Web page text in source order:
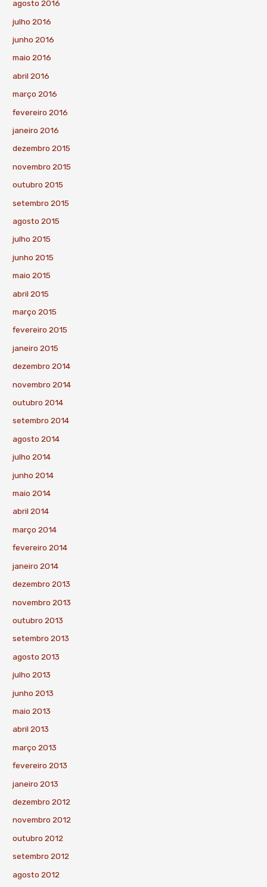
agosto 2016
julho 2016
junho 2016
maio 2016
abril 2016
março 2016
fevereiro 2016
janeiro 2016
dezembro 2015
novembro 2015
outubro 2015
setembro 2015
agosto 2015
julho 2015
junho 2015
maio 2015
abril 2015
março 2015
fevereiro 2015
janeiro 2015
dezembro 2014
novembro 2014
outubro 2014
setembro 2014
agosto 2014
julho 2014
junho 2014
maio 2014
abril 2014
março 2014
fevereiro 2014
janeiro 2014
dezembro 2013
novembro 2013
outubro 2013
setembro 2013
agosto 2013
julho 2013
junho 2013
maio 2013
abril 2013
março 2013
fevereiro 2013
janeiro 2013
dezembro 2012
novembro 2012
outubro 2012
setembro 2012
agosto 2012